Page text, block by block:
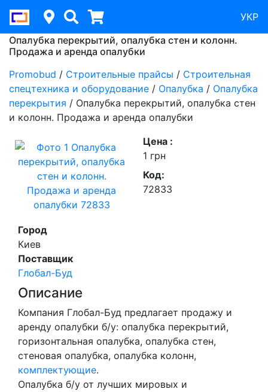
УКР
Опалубка перекрытий, опалубка стен и колонн.
Продажа и аренда опалубки
Promobud / Строительные прайсы / Строительная
спецтехника и оборудование / Опалубка / Опалубка
перекрытия / Опалубка перекрытий, опалубка стен
и колонн. Продажа и аренда опалубки
Цена :
1 грн
Код:
72833
Город
Киев
Поставщик
Глобал-Буд
Описание
Компания Глобал-Буд предлагает продажу и
аренду опалубки б/у: опалубка перекрытий,
горизонтальная опалубка, опалубка стен,
стеновая опалубка, опалубка колонн,
комплектующие.
Опалубка б/у от лучших мировых и